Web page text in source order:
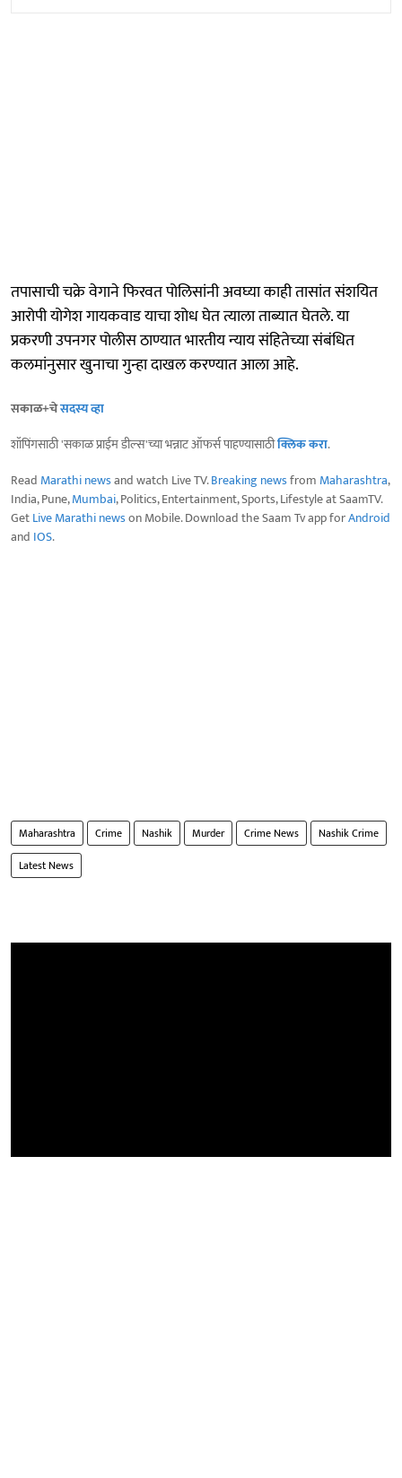
तपासाची चक्रे वेगाने फिरवत पोलिसांनी अवघ्या काही तासांत संशयित
आरोपी योगेश गायकवाड याचा शोध घेत त्याला ताब्यात घेतले. या
प्रकरणी उपनगर पोलीस ठाण्यात भारतीय न्याय संहितेच्या संबंधित
कलमांनुसार खुनाचा गुन्हा दाखल करण्यात आला आहे.
सकाळ+चेसदस्य व्हा
शॉपिंगसाठी 'सकाळ प्राईम डील्स'च्या भन्नाट ऑफर्स पाहण्यासाठीक्लिक करा.
Read Marathi newsand watch Live TV.Breaking newsfrom Maharashtra,
India, Pune,Mumbai, Politics, Entertainment, Sports, Lifestyle at SaamTV.
GetLive Marathi newson Mobile. Download the Saam Tv app forAndroid
and IOS.
Maharashtra Crime Nashik Murder Crime News
Nashik Crime
Latest News